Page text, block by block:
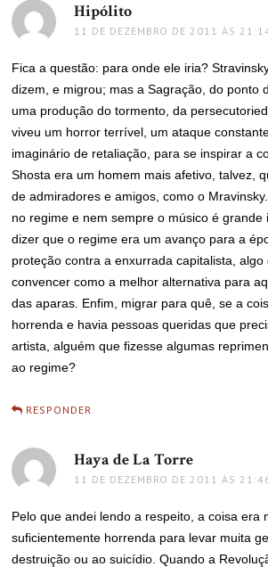
Hipólito
11 DE DEZEMBRO DE 2011 ÀS
Fica a questão: para onde ele iria?
dizem, e migrou; mas a Sagração, do ponto
uma produção do tormento, da
viveu um horror terrível, um ataque
imaginário de retaliação, para se inspirar a
Shosta era um homem mais afetivo, talvez,
de admiradores e amigos, como o
no regime e nem sempre o músico é grande
dizer que o regime era um avanço para a
proteção contra a enxurrada capitalista, algo
convencer como a melhor alternativa para
das aparas. Enfim, migrar para quê, se a
horrenda e havia pessoas queridas que
artista, alguém que fizesse algumas
ao regime?
RESPONDER
Haya de La Torre
11 DE DEZEMBRO DE 2011 ÀS
Pelo que andei lendo a respeito, a coisa era
suficientemente horrenda para levar muita
destruição ou ao suicídio. Quando a